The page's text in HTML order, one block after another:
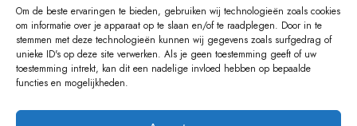
Om de beste ervaringen te bieden, gebruiken wij technologieën zoals cookies
om informatie over je apparaat op te slaan en/of te raadplegen. Door in te
stemmen met deze technologieën kunnen wij gegevens zoals surfgedrag of
unieke ID's op deze site verwerken. Als je geen toestemming geeft of uw
toestemming intrekt, kan dit een nadelige invloed hebben op bepaalde
functies en mogelijkheden.
CONTACT
Vragen of wensen? Neem contact op!
+31 (0)6 229 021 29